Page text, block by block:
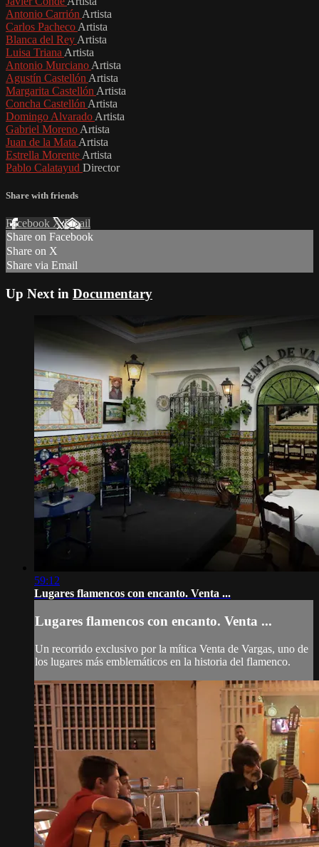
Antonio Carrión Artista
Carlos Pacheco Artista
Blanca del Rey Artista
Luisa Triana Artista
Antonio Murciano Artista
Agustín Castellón Artista
Margarita Castellón Artista
Concha Castellón Artista
Domingo Alvarado Artista
Gabriel Moreno Artista
Juan de la Mata Artista
Estrella Morente Artista
Pablo Calatayud Director
Share with friends
Facebook XEmail
Share on Facebook
Share on X
Share via Email
Up Next in Documentary
59:12
Lugares flamencos con encanto. Venta ...
Lugares flamencos con encanto. Venta ...
Un recorrido exclusivo por la mítica Venta de Vargas, uno de
los lugares más emblemáticos en la historia del flamenco.